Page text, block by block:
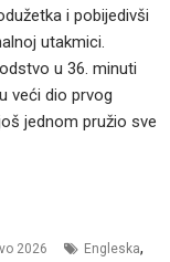
i pobijedivši
utakmici.
u 36. minuti
veći dio prvog
jednom pružio sve
2026 Engleska,